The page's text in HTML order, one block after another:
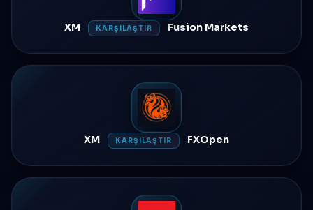
XM KARŞILAŞTIR Fusion Markets
XM KARŞILAŞTIR FXOpen